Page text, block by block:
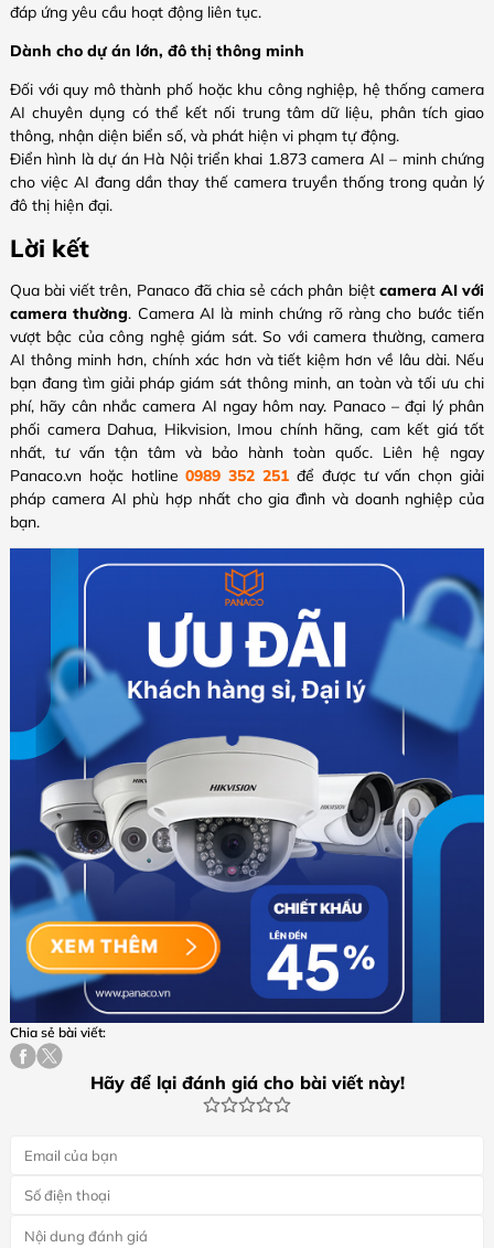
đáp ứng yêu cầu hoạt động liên tục.
Dành cho dự án lớn, đô thị thông minh
Đối với quy mô thành phố hoặc khu công nghiệp, hệ thống camera
AI chuyên dụng có thể kết nối trung tâm dữ liệu, phân tích giao
thông, nhận diện biển số, và phát hiện vi phạm tự động.
Điển hình là dự án Hà Nội triển khai 1.873 camera AI – minh chứng
cho việc AI đang dần thay thế camera truyền thống trong quản lý
đô thị hiện đại.
Lời kết
Qua bài viết trên, Panaco đã chia sẻ cách phân biệt camera AI với
camera thường. Camera AI là minh chứng rõ ràng cho bước tiến
vượt bậc của công nghệ giám sát. So với camera thường, camera
AI thông minh hơn, chính xác hơn và tiết kiệm hơn về lâu dài. Nếu
bạn đang tìm giải pháp giám sát thông minh, an toàn và tối ưu chi
phí, hãy cân nhắc camera AI ngay hôm nay. Panaco – đại lý phân
phối camera Dahua, Hikvision, Imou chính hãng, cam kết giá tốt
nhất, tư vấn tận tâm và bảo hành toàn quốc. Liên hệ ngay
Panaco.vn hoặc hotline0989 352 251 để được tư vấn chọn giải
pháp camera AI phù hợp nhất cho gia đình và doanh nghiệp của
bạn.
Chia sẻ bài viết:
Hãy để lại đánh giá cho bài viết này!